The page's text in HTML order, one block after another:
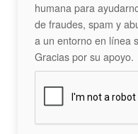
humana para
de fraudes, spam y
a un entorno en línea
Gracias por su apoyo.